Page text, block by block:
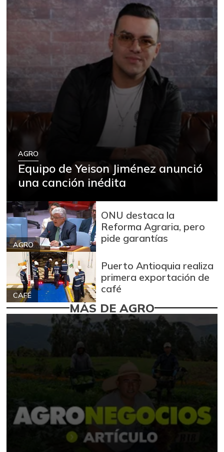
AGRO
Equipo de Yeison Jiménez anunció
una canción inédita
AGRO
ONU destaca la
Reforma Agraria, pero
pide garantías
CAFÉ
Puerto Antioquia realiza
primera exportación de
café
MÁS DE AGRO